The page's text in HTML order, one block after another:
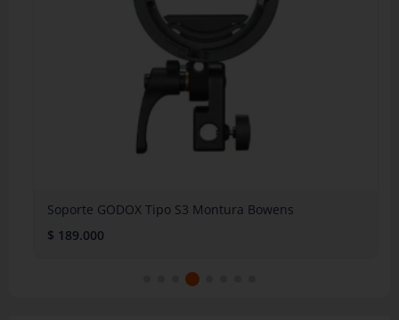
Soporte GODOX Tipo S3 Montura Bowens
189.000